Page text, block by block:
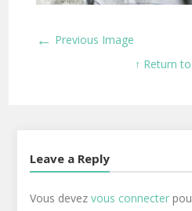
← Previous Image
↑ Return
Leave a Reply
Vous devez vous connecter